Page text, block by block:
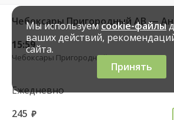
15:59
Чебоксары Пригородный АВ
Ежедневно
245 руб.
Мы используемcookie-файлы
ваших действий,
сайта.
Принять